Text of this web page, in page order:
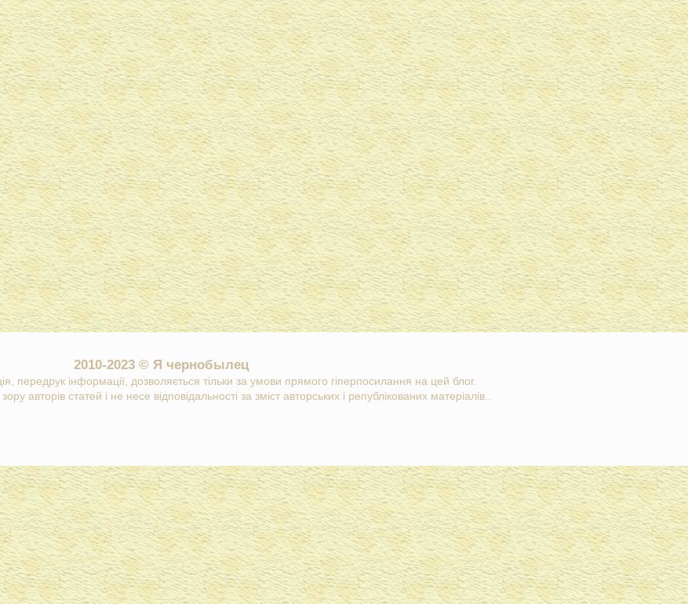
2010-2023 © Я чернобылец
передрук інформації, дозволяється тільки за умови прямого гіперпосилання на цей блог.
авторів статей і не несе відповідальності за зміст авторських і републікованих матеріалів..